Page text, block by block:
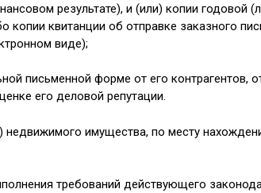
результате), и (или) копии годовой
копии квитанции об отправке заказного
виде);
письменной форме от его контрагентов,
его деловой репутации.
имущества, по месту
требований действующего